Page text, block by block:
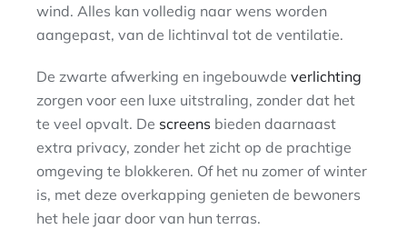
wind. Alles kan volledig naar wens worden
aangepast, van de lichtinval tot de ventilatie.
De zwarte afwerking en ingebouwde verlichting
zorgen voor een luxe uitstraling, zonder dat het
te veel opvalt. De screens bieden daarnaast
extra privacy, zonder het zicht op de prachtige
omgeving te blokkeren. Of het nu zomer of winter
is, met deze overkapping genieten de bewoners
het hele jaar door van hun terras.